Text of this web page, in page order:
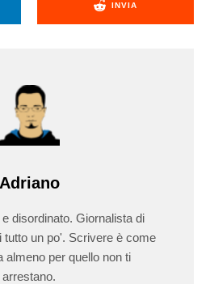
INVIA
Adriano
disordinato. Giornalista di
tutto un po'. Scrivere è come
almeno per quello non ti
arrestano.